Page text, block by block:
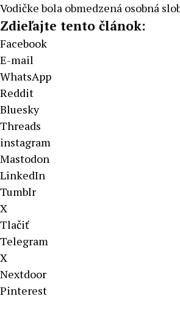
Vodičke bola obmedzená osobná
Zdieľajte tento článok:
Facebook
E-mail
WhatsApp
Reddit
Bluesky
Threads
instagram
Mastodon
LinkedIn
Tumblr
X
Tlačiť
Telegram
X
Nextdoor
Pinterest